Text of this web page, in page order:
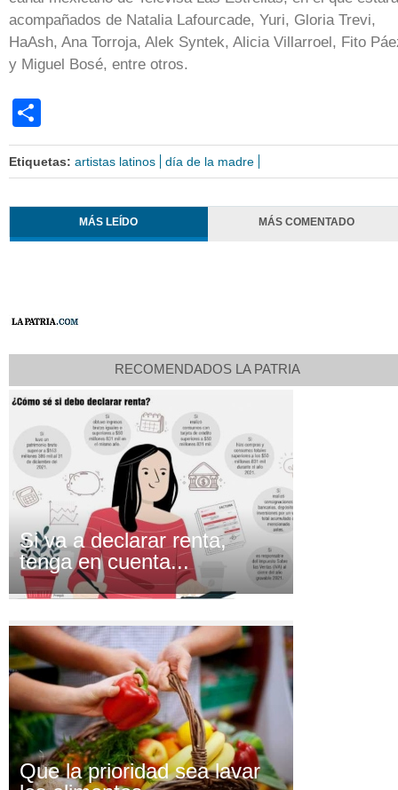
acompañados de Natalia Lafourcade, Yuri, Gloria Trevi,
HaAsh, Ana Torroja, Alek Syntek, Alicia Villarroel, Fito
y Miguel Bosé, entre otros.
Etiquetas: artistas latinos día de la madre
MÁS LEÍDO MÁS COMENTADO
RECOMENDADOS LA PATRIA
Si va a declarar renta,
tenga en cuenta...
Que la prioridad sea lavar